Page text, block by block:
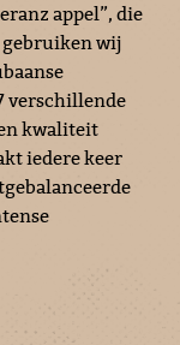
appel”, die
gebruiken wij
verschillende
kwaliteit
iedere keer